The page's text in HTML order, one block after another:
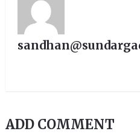
ADD COMMENT